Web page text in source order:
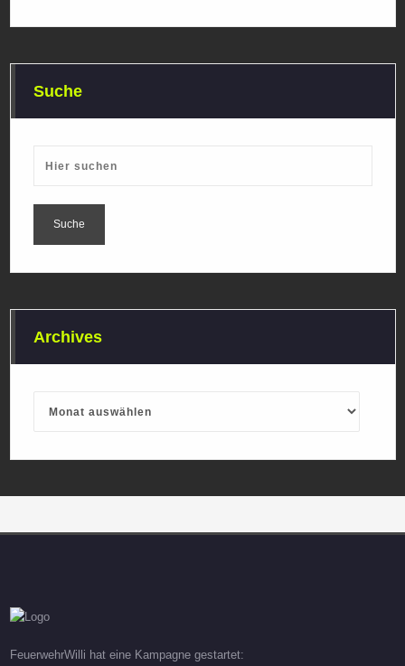
Suche
Archives
FeuerwehrWilli hat eine Kampagne gestartet: